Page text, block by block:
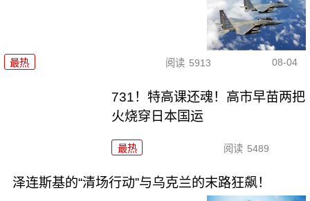
最热 阅读 5913 08-04
731！特高课还魂！高市早苗两把
火烧穿日本国运
最热 阅读 5489
泽连斯基的“清场行动”与乌克兰的末路狂飙！